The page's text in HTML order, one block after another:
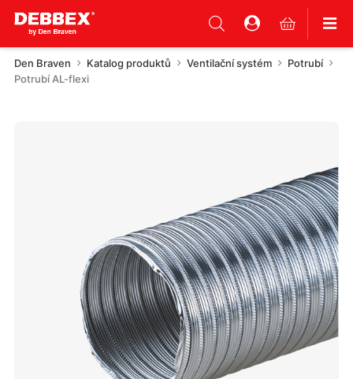
Den Braven Katalog produktů Ventilační systém
Potrubí
Potrubí AL-flexi